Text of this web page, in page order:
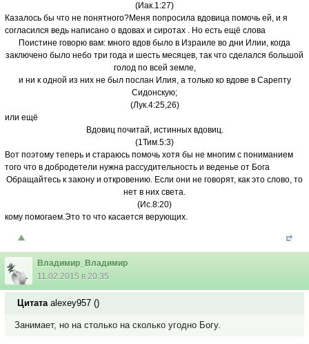
(Иак.1:27)
Казалось бы что не понятного?Меня попросила вдовица помочь ей, и я
согласился ведь написано о вдовах и сиротах . Но есть ещё слова
Поистине говорю вам: много вдов было в Израиле во дни Илии, когда
заключено было небо три года и шесть месяцев, так что сделался большой
голод по всей земле,
и ни к одной из них не был послан Илия, а только ко вдове в Сарепту
Сидонскую;
(Лук.4:25,26)
или ещё
Вдовиц почитай, истинных вдовиц.
(1Тим.5:3)
Вот поэтому теперь и стараюсь помочь хотя бы не многим с пониманием
того что в добродетели нужна рассудительность и веденье от Бога
Обращайтесь к закону и откровению. Если они не говорят, как это слово, то
нет в них света.
(Ис.8:20)
кому помогаем.Это то что касается верующих.
Владимир_Владимир
11.02.2015 в 20:35
Цитата alexey957 ()
Занимает, но на столько на сколько угодно Богу.